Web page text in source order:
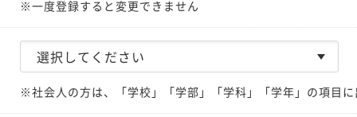
※一度登録すると変更できません
※社会人の方は、「学校」「学部」「学科」「学年」の項目